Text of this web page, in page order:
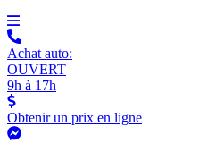
Achat auto:
OUVERT
9h à 17h
Obtenir un prix en ligne